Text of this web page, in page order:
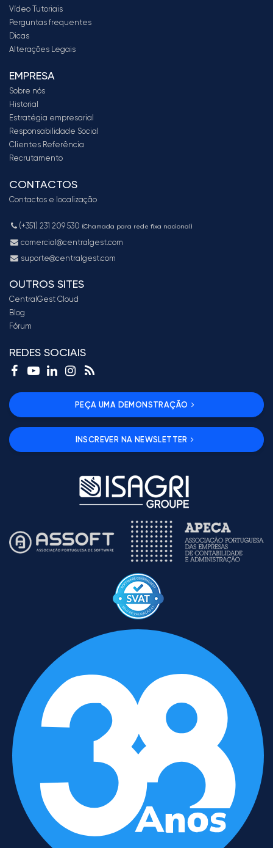
Vídeo Tutoriais
Perguntas frequentes
Dicas
Alterações Legais
EMPRESA
Sobre nós
Historial
Estratégia empresarial
Responsabilidade Social
Clientes Referência
Recrutamento
CONTACTOS
Contactos e localização
(+351) 231 209 530 (Chamada para rede fixa nacional)
comercial@centralgest.com
suporte@centralgest.com
OUTROS SITES
CentralGest Cloud
Blog
Fórum
REDES SOCIAIS
PEÇA UMA DEMONSTRAÇÃO
INSCREVER NA NEWSLETTER